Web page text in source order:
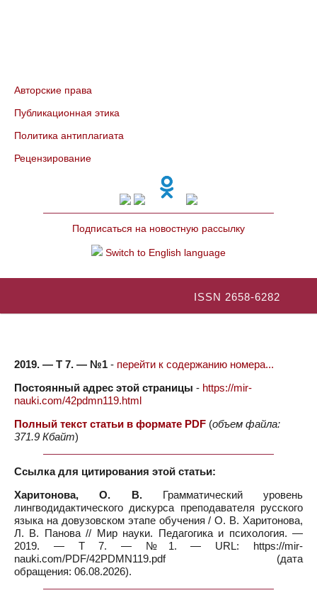
Авторские права
Публикационная этика
Политика антиплагиата
Рецензирование
Подписаться на новостную рассылку
Switch to English language
ISSN 2658-6282
2019. — Т 7. — №1 - перейти к содержанию номера...
Постоянный адрес этой страницы - https://mir-
nauki.com/42pdmn119.html
Полный текст статьи в формате PDF (объем файла:
371.9 Кбайт)
Ссылка для цитирования этой статьи:
Харитонова, О. В.Грамматический уровень
лингводидактического дискурса преподавателя русского
языка на довузовском этапе обучения / О. В. Харитонова,
Л. В. Панова // Мир науки. Педагогика и психология. —
2019. — Т 7. — №1. — URL: https://mir-
nauki.com/PDF/42PDMN119.pdf (дата
обращения: 06.08.2026).